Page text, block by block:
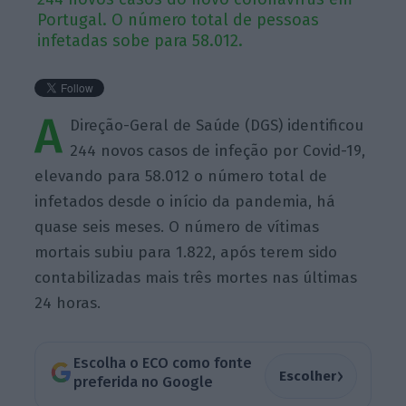
Portugal. O número total de pessoas
infetadas sobe para 58.012.
A Direção-Geral de Saúde (DGS) identificou
244 novos casos de infeção por Covid-19,
elevando para 58.012 o número total de
infetados desde o início da pandemia, há
quase seis meses. O número de vítimas
mortais subiu para 1.822, após terem sido
contabilizadas mais três mortes nas últimas
24 horas.
Escolha o ECO como fonte
preferida no Google
Escolher›